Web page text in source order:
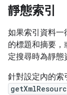
靜態索引
如果索引資料一
的標題和摘要
定搜尋時為靜態
針對設定內的索